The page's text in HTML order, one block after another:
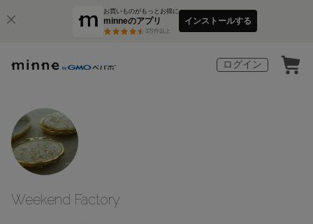
お買いものがもっとお得に
minneのアプリ
3万件以上
インストールする
ログイン
Weekend Factory